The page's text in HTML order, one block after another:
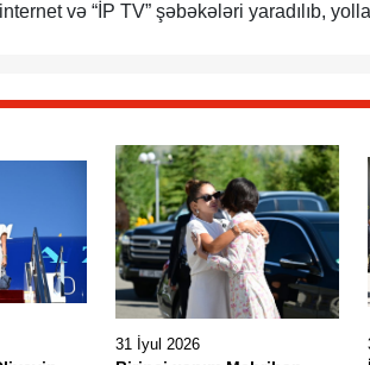
və “İP TV” şəbəkələri yaradılıb,
31 İyul 2026